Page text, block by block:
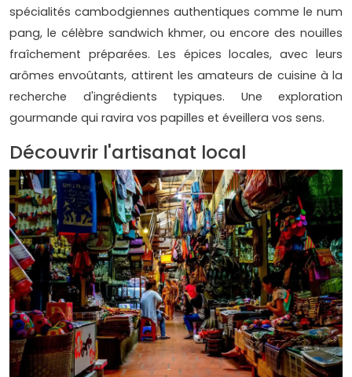
spécialités cambodgiennes authentiques comme le num
pang, le célèbre sandwich khmer, ou encore des nouilles
fraîchement préparées. Les épices locales, avec leurs
arômes envoûtants, attirent les amateurs de cuisine à la
recherche d'ingrédients typiques. Une exploration
gourmande qui ravira vos papilles et éveillera vos sens.
Découvrir l'artisanat local